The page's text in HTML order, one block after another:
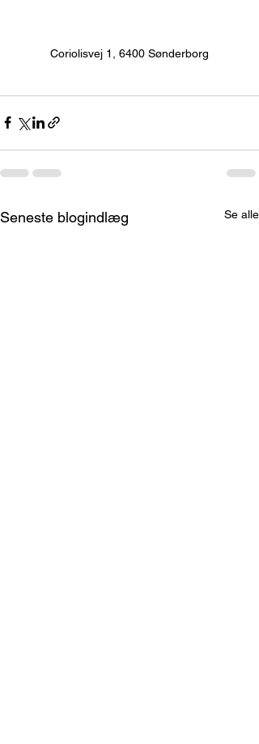
Coriolisvej 1, 6400 Sønderborg
Seneste blogindlæg Se alle